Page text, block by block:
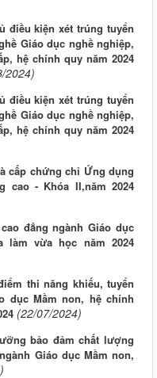
điều kiện xét trúng tuyển
Giáo dục nghề nghiệp,
hệ chính quy năm 2024
2024)
điều kiện xét trúng tuyển
Giáo dục nghề nghiệp,
hệ chính quy năm 2024
cấp chứng chỉ Ứng dụng
cao - Khóa II,năm 2024
đẳng ngành Giáo dục
làm vừa học năm 2024
thi năng khiếu, tuyển
dục Mầm non, hệ chính
(22/07/2024)
bảo đảm chất lượng
Giáo dục Mầm non,